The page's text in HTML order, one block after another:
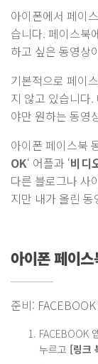
아이폰에서 페이
습니다. 페이스북
하고 싶은 동영상
기본적으로 페이
지 않고 있습니다
야만 원하는 동영
아이폰 페이스북
OK‘ 어플과 ‘비디
다른 블로그나 사
지만 내가 올린
아이폰 페이
준비:
FACEBOOK
누르고 [링크